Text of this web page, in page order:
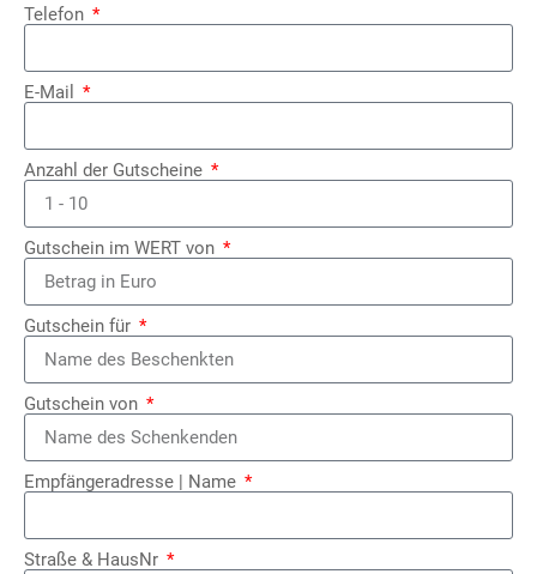
Telefon
E-Mail
Anzahl der Gutscheine
Gutschein im WERT von
Gutschein für
Gutschein von
Empfängeradresse | Name
Straße & HausNr